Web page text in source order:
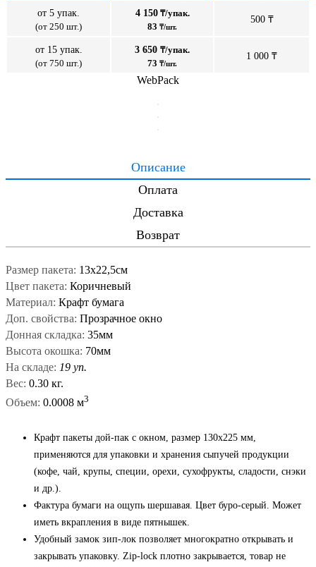
от 5 упак.
(от 250 шт.)
4 150₸/упак.
83 ₸/шт.
500 ₸
от 15 упак.
(от 750 шт.)
3 650 ₸/упак.
73 ₸/шт.
1 000 ₸
WebPack
Описание
Оплата
Доставка
Возврат
Размер пакета: 13х22,5см
Цвет пакета: Коричневый
Материал: Крафт бумага
Доп. свойства: Прозрачное окно
Донная складка: 35мм
Высота окошка: 70мм
На складе: 19 уп.
Вес: 0.30 кг.
Объем: 0.0008 м3
Крафт пакеты дой-пак с окном, размер 130x225 мм,
применяются для упаковки и хранения сыпучей продукции
(кофе, чай, крупы, специи, орехи, сухофрукты, сладости, снэки
и др.).
Фактура бумаги на ощупь шершавая. Цвет буро-серый. Может
иметь вкрапления в виде пятнышек.
Удобный замок зип-лок позволяет многократно открывать и
закрывать упаковку. Zip-lock плотно закрывается, товар не